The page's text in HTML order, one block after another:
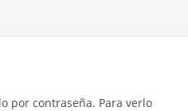
por contraseña. Para verlo